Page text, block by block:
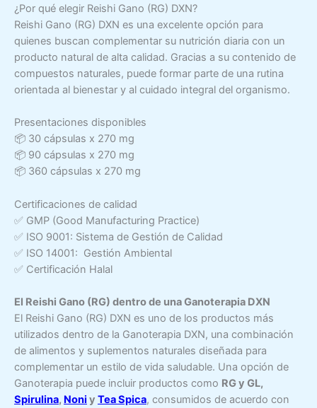
¿Por qué elegir Reishi Gano (RG) DXN?
Reishi Gano (RG) DXN es una excelente opción para
quienes buscan complementar su nutrición diaria con un
producto natural de alta calidad. Gracias a su contenido de
compuestos naturales, puede formar parte de una rutina
orientada al bienestar y al cuidado integral del organismo.
Presentaciones disponibles
📦 30 cápsulas x 270 mg
📦 90 cápsulas x 270 mg
📦 360 cápsulas x 270 mg
Certificaciones de calidad
✅ GMP (Good Manufacturing Practice)
✅ ISO 9001: Sistema de Gestión de Calidad
✅ ISO 14001: Gestión Ambiental
✅ Certificación Halal
El Reishi Gano (RG) dentro de una Ganoterapia DXN
El Reishi Gano (RG) DXN es uno de los productos más
utilizados dentro de la Ganoterapia DXN, una combinación
de alimentos y suplementos naturales diseñada para
complementar un estilo de vida saludable. Una opción de
Ganoterapia puede incluir productos como RG y GL,
Spirulina, Noni y Tea Spica, consumidos de acuerdo con